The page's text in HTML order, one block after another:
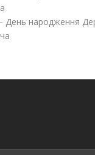
День народження